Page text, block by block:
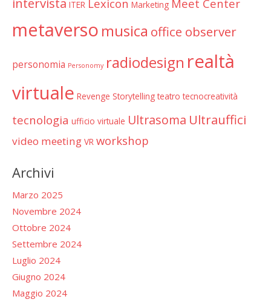
ITER Lexicon Marketing Meet Center
metaverso musica office observer
personomia Personomy radiodesign realtà
virtuale Revenge Storytelling teatro tecnocreatività
tecnologia ufficio virtuale Ultrasoma Ultrauffici
video meeting VR workshop
Archivi
Marzo 2025
Novembre 2024
Ottobre 2024
Settembre 2024
Luglio 2024
Giugno 2024
Maggio 2024